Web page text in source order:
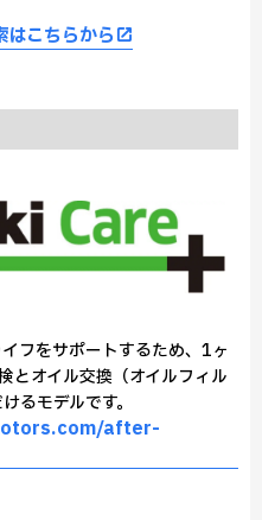
こちらから
フをサポートするため、1ヶ
とオイル交換（オイルフィル
るモデルです。
after-